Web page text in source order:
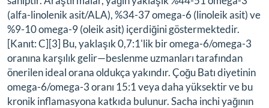
(alfa-linolenik asit/ALA), %34-37 omega-6 (linoleik asit) ve
%9-10 omega-9 (oleik asit) içerdiğini göstermektedir.
[Kanıt: C][3] Bu, yaklaşık 0,7:1'lik bir omega-6/omega-3
oranına karşılık gelir—beslenme uzmanları tarafından
önerilen ideal orana oldukça yakındır. Çoğu Batı diyetinin
omega-6/omega-3 oranı 15:1 veya daha yüksektir ve bu
kronik inflamasyona katkıda bulunur. Sacha inchi yağının